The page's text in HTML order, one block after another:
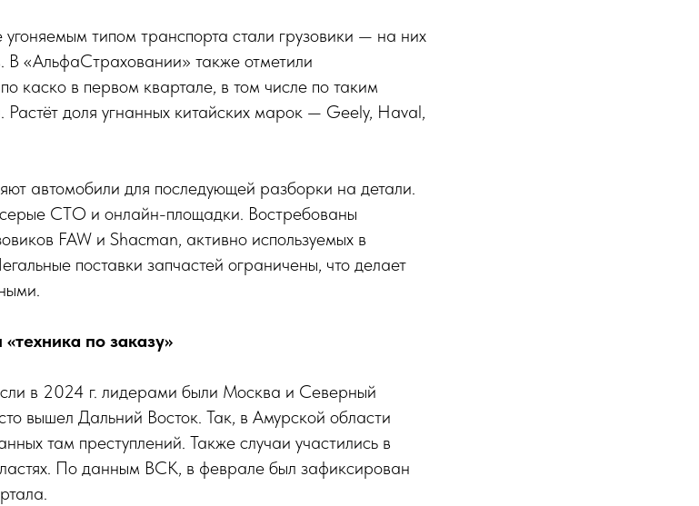
типом транспорта стали грузовики — на них
В «АльфаСтраховании» также отметили
каско в первом квартале, в том числе по таким
доля угнанных китайских марок — Geely, Haval,
автомобили для последующей разборки на детали.
СТО и онлайн-площадки. Востребованы
FAW и Shacman, активно используемых в
поставки запчастей ограничены, что делает
по заказу»
в 2024 г. лидерами были Москва и Северный
вышел Дальний Восток. Так, в Амурской области
там преступлений. Также случаи участились в
По данным ВСК, в феврале был зафиксирован